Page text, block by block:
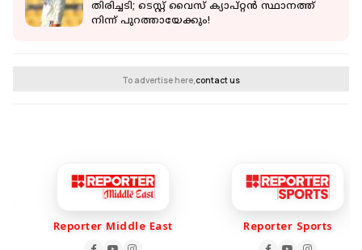
തിരിച്ചടി; ടെസ്റ്റ് വൈസ് ക്യാപ്റ്റൻ സ്ഥാനത്ത്
നിന്ന് പുറത്തായേക്കും!
To advertise here,contact us
Reporter Middle East Reporter Sports